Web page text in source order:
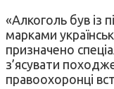
«Алкоголь був із
марками
призначено
з’ясувати
правоохоронці